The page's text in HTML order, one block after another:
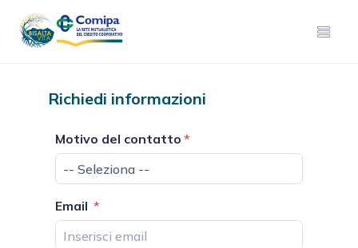
Richiedi informazioni
Motivo del contatto
-- Seleziona --
Email